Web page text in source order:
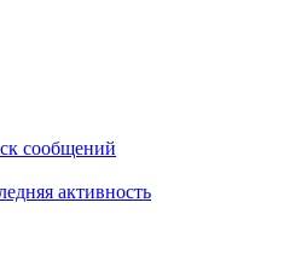
сообщений
активность